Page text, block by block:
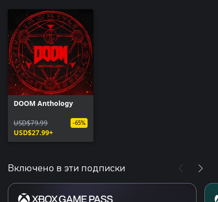
DOOM Anthology
USD$79.99
USD$27.99+
-65%
Включено в эти подписки